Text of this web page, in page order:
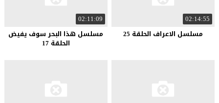
02:14:55
مسلسل الاعراف الحلقة 25
02:11:09
مسلسل هذا البحر سوف يفيض
الحلقة 17